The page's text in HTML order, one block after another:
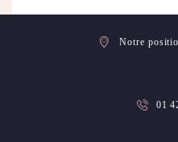
Notre
01